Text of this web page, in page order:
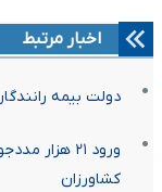
اخبار مرتبط
دولت بیمه
ورود ۲۱
کشاورزان